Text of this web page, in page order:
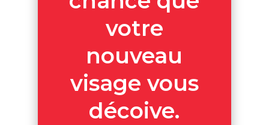
votre
nouveau
visage vous
décoive.